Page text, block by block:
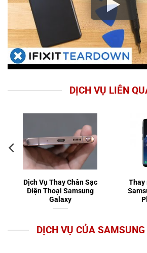
DỊCH VỤ LIÊN
Dịch Vụ Thay Chân Sạc
Điện Thoại Samsung
Galaxy
Thay
DỊCH VỤ CỦA